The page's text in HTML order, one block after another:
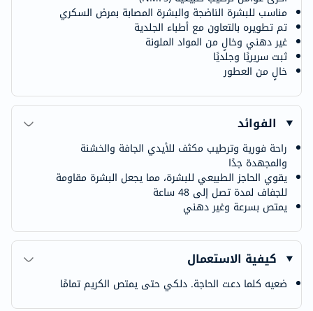
مناسب للبشرة الناضجة والبشرة المصابة بمرض السكري
تم تطويره بالتعاون مع أطباء الجلدية
غير دهني وخالٍ من المواد الملونة
ثبت سريريًا وجلديًا
خالٍ من العطور
الفوائد
راحة فورية وترطيب مكثف للأيدي الجافة والخشنة
والمجهدة جدًا
يقوي الحاجز الطبيعي للبشرة، مما يجعل البشرة مقاومة
للجفاف لمدة تصل إلى 48 ساعة
يمتص بسرعة وغير دهني
كيفية الاستعمال
ضعيه كلما دعت الحاجة. دلكي حتى يمتص الكريم تمامًا